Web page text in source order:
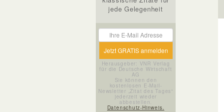
jede Gelegenheit
Herausgeber: VNR Verlag
für die Deutsche Wirtschaft
AG
Sie können den
kostenlosen E-Mail-
Newsletter „Zitat des Tages“
jederzeit wieder
abbestellen.
Datenschutz-Hinweis.